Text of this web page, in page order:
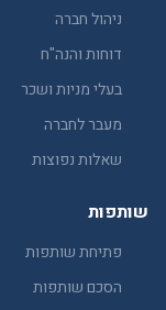
ניהול חברה
דוחות והנה"ח
בעלי מניות ושכר
מעבר לחברה
שאלות נפוצות
שותפות
פתיחת שותפות
הסכם שותפות